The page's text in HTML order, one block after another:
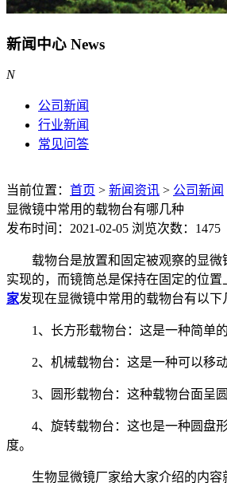
新闻中心 News
N
公司新闻
行业新闻
常见问答
当前位置： 首页 > 新闻资讯 > 公司新闻
显微镜中常用的载物台有哪几种
发布时间：2021-02-05 浏览次数：1475
载物台是放置和固定被观察的显
实现的，而镜筒总是保持在固定的位
家发现在显微镜中常用的载物台有以下
1、长方形载物台：这是一种简单
2、机械载物台：这是一种可以移
3、圆形载物台：这种载物台面呈
4、旋转载物台：这也是一种圆盘
度。
生物显微镜厂家给大家介绍的内